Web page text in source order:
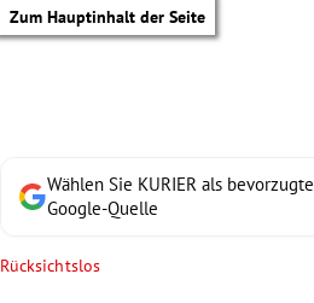
Zum Hauptinhalt der Seite
Wählen Sie KURIER als bevorzugte
Google-Quelle
Rücksichtslos